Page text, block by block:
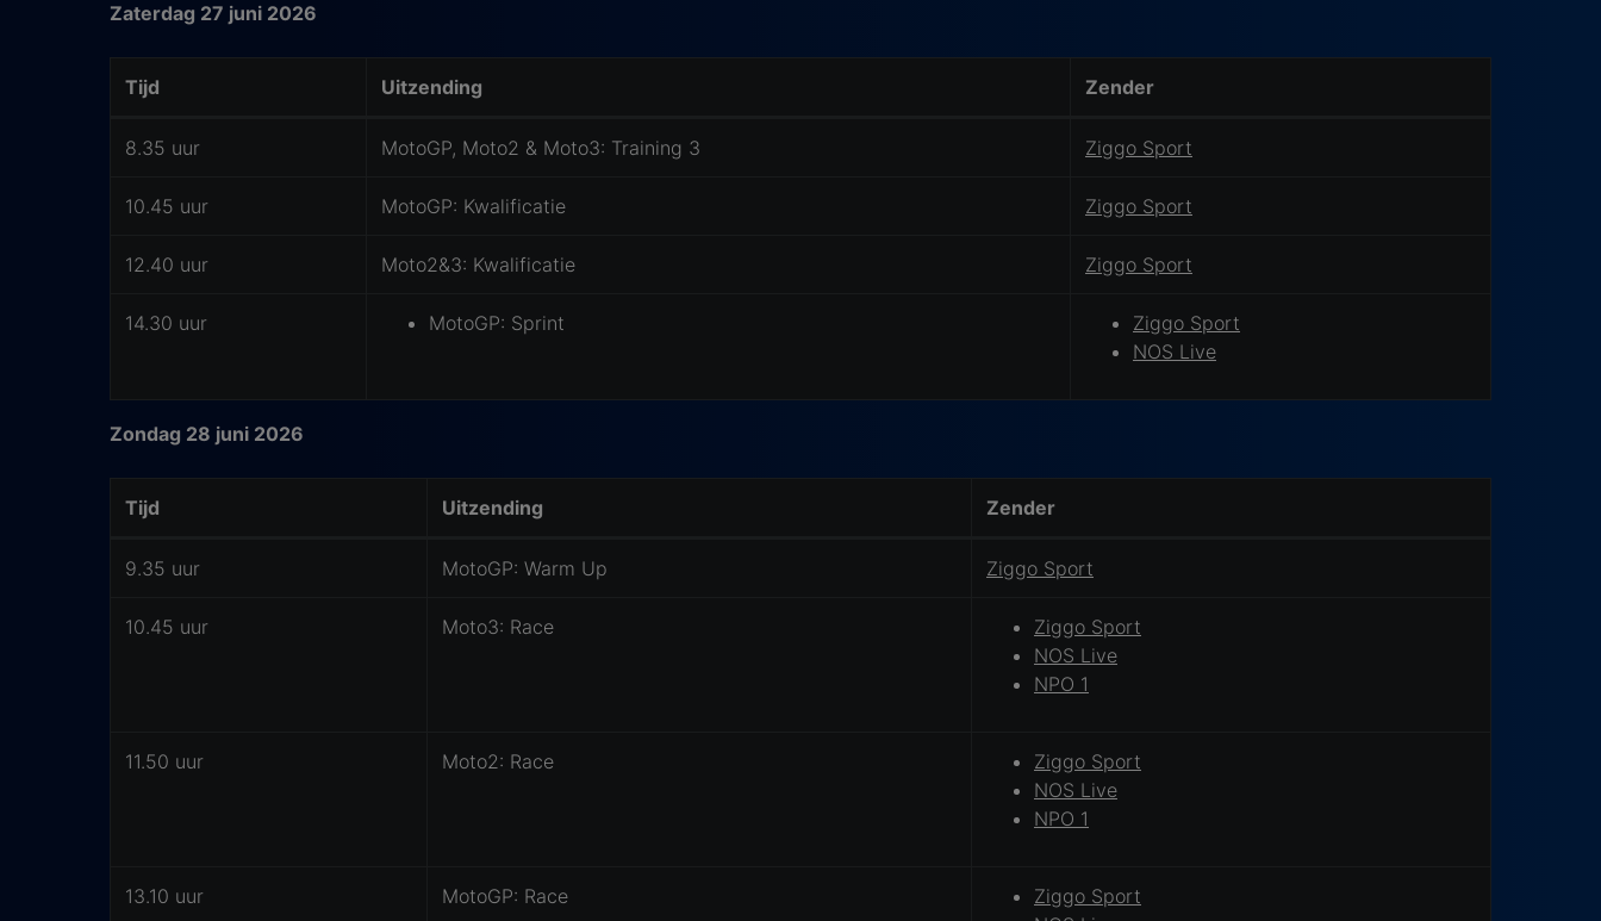
Zaterdag 27 juni 2026
Tijd Uitzending Zender
8.35 uur MotoGP, Moto2 & Moto3: Training 3 Ziggo Sport
10.45 uur MotoGP: Kwalificatie Ziggo Sport
12.40 uur Moto2&3: Kwalificatie Ziggo Sport
14.30 uur MotoGP: Sprint
Ziggo Sport
NOS Live
Zondag 28 juni 2026
Tijd Uitzending Zender
9.35 uur MotoGP: Warm Up Ziggo Sport
10.45 uur Moto3: Race
Ziggo Sport
NOS Live
NPO 1
11.50 uur Moto2: Race
Ziggo Sport
NOS Live
NPO 1
13.10 uur MotoGP: Race
Ziggo Sport